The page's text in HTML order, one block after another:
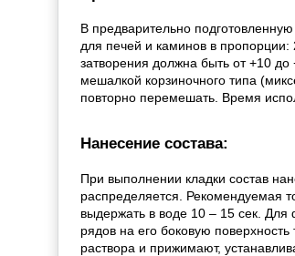
В предварительно
для печей и каминов в
затворения должна быть от +10
мешалкой корзиночного типа
повторно перемешать. Время
Нанесение состава:
При выполнении кладки состав
распределяется. Рекомендуемая
выдержать в воде 10 – 15 сек.
рядов на его боковую
раствора и прижимают,